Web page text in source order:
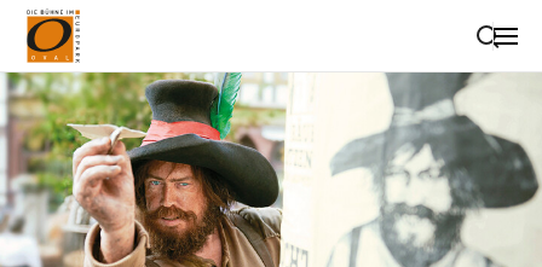
Suche schließen
Wegbeschreibung erhalten